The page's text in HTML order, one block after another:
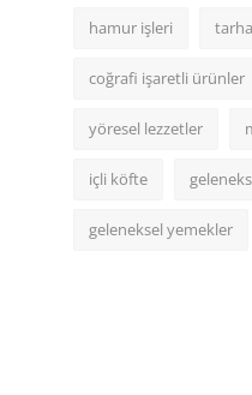
hamur işleri
coğrafi işaretli ürünler
yöresel lezzetler
içli köfte
geleneksel yemekler